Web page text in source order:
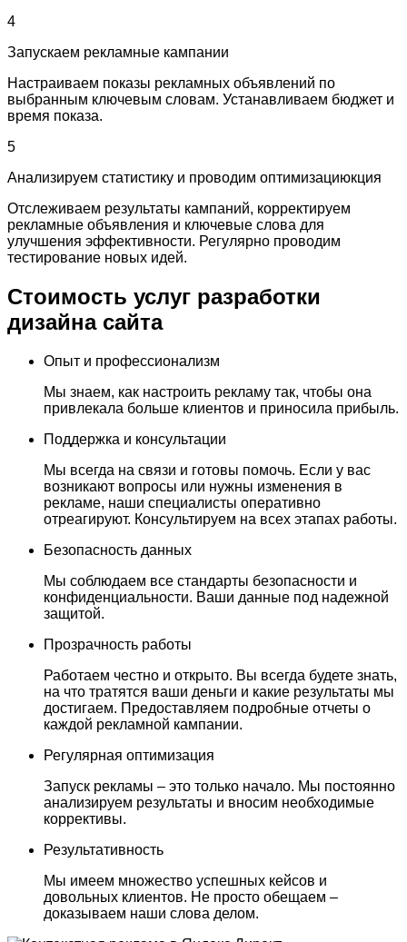
4
Запускаем рекламные кампании
Настраиваем показы рекламных объявлений по
выбранным ключевым словам. Устанавливаем бюджет и
время показа.
5
Анализируем статистику и проводим оптимизациюкция
Отслеживаем результаты кампаний, корректируем
рекламные объявления и ключевые слова для
улучшения эффективности. Регулярно проводим
тестирование новых идей.
Стоимость услуг разработки
дизайна сайта
Опыт и профессионализм
Мы знаем, как настроить рекламу так, чтобы она
привлекала больше клиентов и приносила прибыль.
Поддержка и консультации
Мы всегда на связи и готовы помочь. Если у вас
возникают вопросы или нужны изменения в
рекламе, наши специалисты оперативно
отреагируют. Консультируем на всех этапах работы.
Безопасность данных
Мы соблюдаем все стандарты безопасности и
конфиденциальности. Ваши данные под надежной
защитой.
Прозрачность работы
Работаем честно и открыто. Вы всегда будете знать,
на что тратятся ваши деньги и какие результаты мы
достигаем. Предоставляем подробные отчеты о
каждой рекламной кампании.
Регулярная оптимизация
Запуск рекламы – это только начало. Мы постоянно
анализируем результаты и вносим необходимые
коррективы.
Результативность
Мы имеем множество успешных кейсов и
довольных клиентов. Не просто обещаем –
доказываем наши слова делом.